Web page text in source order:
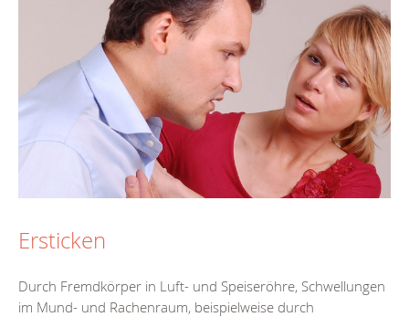
Ersticken
Durch Fremdkörper in Luft- und Speiseröhre, Schwellungen
im Mund- und Rachenraum, beispielweise durch